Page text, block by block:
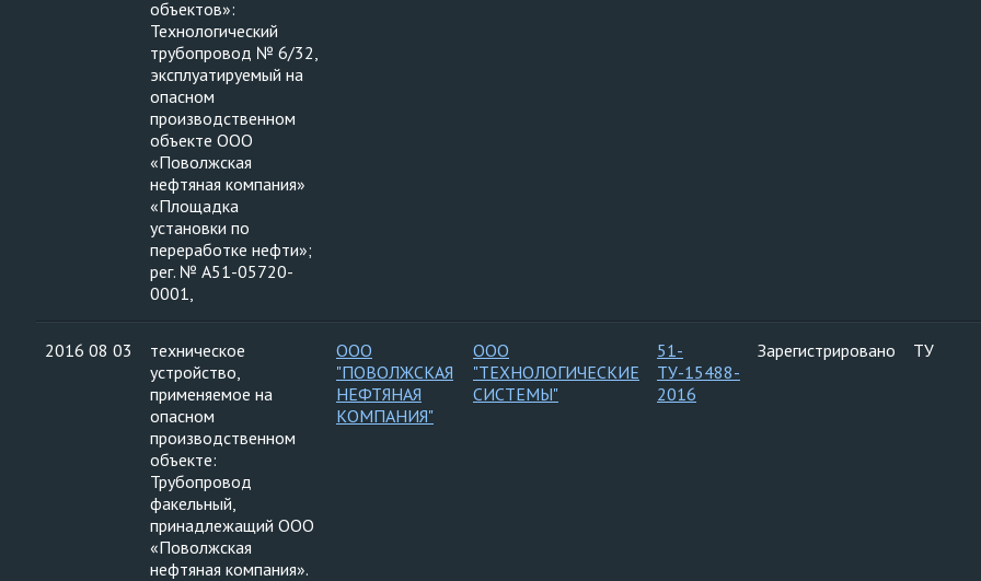
объектов»:
Технологический
трубопровод № 6/32,
эксплуатируемый на
опасном
производственном
объекте ООО
«Поволжская
нефтяная компания»
«Площадка
установки по
переработке нефти»;
рег. № А51-05720-
0001,
2016 08 03
техническое
устройство,
применяемое на
опасном
производственном
объекте:
Трубопровод
факельный,
принадлежащий ООО
«Поволжская
нефтяная компания».
ООО
"ПОВОЛЖСКАЯ
НЕФТЯНАЯ
КОМПАНИЯ"
ООО
"ТЕХНОЛОГИЧЕСКИЕ
СИСТЕМЫ"
51-
ТУ-15488-
2016
Зарегистрировано ТУ